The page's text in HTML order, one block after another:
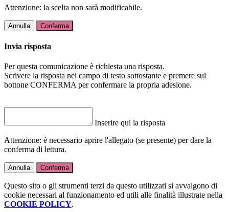
Attenzione: la scelta non sarà modificabile.
Annulla Conferma
Invia risposta
Per questa comunicazione è richiesta una risposta.
Scrivere la risposta nel campo di testo sottostante e premere sul
bottone CONFERMA per confermare la propria adesione.
Inserire qui la risposta
Attenzione: è necessario aprire l'allegato (se presente) per dare la
conferma di lettura.
Annulla Conferma
Questo sito o gli strumenti terzi da questo utilizzati si avvalgono di
cookie necessari al funzionamento ed utili alle finalità illustrate nella
COOKIE POLICY.